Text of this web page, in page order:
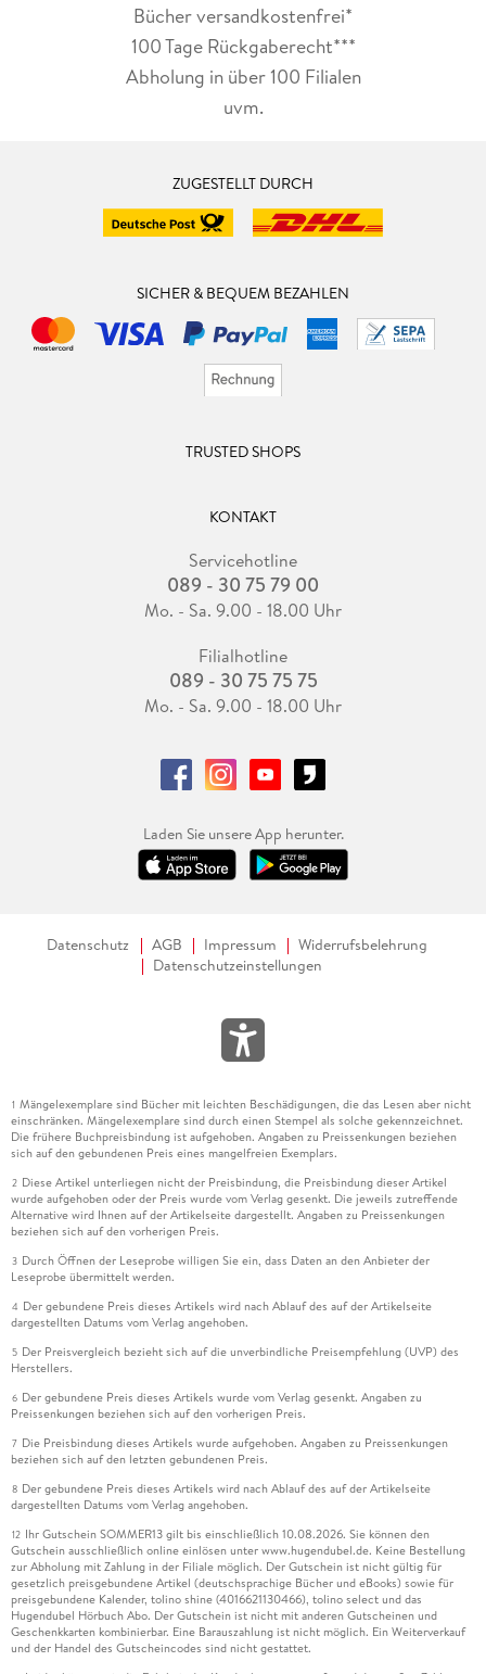
Bücher versandkostenfrei*
100 Tage Rückgaberecht***
Abholung in über 100 Filialen
uvm.
ZUGESTELLT DURCH
SICHER & BEQUEM BEZAHLEN
TRUSTED SHOPS
KONTAKT
Servicehotline
089 - 30 75 79 00
Mo. - Sa. 9.00 - 18.00 Uhr
Filialhotline
089 - 30 75 75 75
Mo. - Sa. 9.00 - 18.00 Uhr
Laden Sie unsere App herunter.
Datenschutz AGB Impressum
Widerrufsbelehrung
Datenschutzeinstellungen
1 Mängelexemplare sind Bücher mit leichten Beschädigungen, die das Lesen aber nicht
einschränken. Mängelexemplare sind durch einen Stempel als solche gekennzeichnet.
Die frühere Buchpreisbindung ist aufgehoben. Angaben zu Preissenkungen beziehen
sich auf den gebundenen Preis eines mangelfreien Exemplars.
2 Diese Artikel unterliegen nicht der Preisbindung, die Preisbindung dieser Artikel
wurde aufgehoben oder der Preis wurde vom Verlag gesenkt. Die jeweils zutreffende
Alternative wird Ihnen auf der Artikelseite dargestellt. Angaben zu Preissenkungen
beziehen sich auf den vorherigen Preis.
3 Durch Öffnen der Leseprobe willigen Sie ein, dass Daten an den Anbieter der
Leseprobe übermittelt werden.
4 Der gebundene Preis dieses Artikels wird nach Ablauf des auf der Artikelseite
dargestellten Datums vom Verlag angehoben.
5 Der Preisvergleich bezieht sich auf die unverbindliche Preisempfehlung (UVP) des
Herstellers.
6 Der gebundene Preis dieses Artikels wurde vom Verlag gesenkt. Angaben zu
Preissenkungen beziehen sich auf den vorherigen Preis.
7 Die Preisbindung dieses Artikels wurde aufgehoben. Angaben zu Preissenkungen
beziehen sich auf den letzten gebundenen Preis.
8 Der gebundene Preis dieses Artikels wird nach Ablauf des auf der Artikelseite
dargestellten Datums vom Verlag angehoben.
12 Ihr Gutschein SOMMER13 gilt bis einschließlich 10.08.2026. Sie können den
Gutschein ausschließlich online einlösen unter www.hugendubel.de. Keine Bestellung
zur Abholung mit Zahlung in der Filiale möglich. Der Gutschein ist nicht gültig für
gesetzlich preisgebundene Artikel (deutschsprachige Bücher und eBooks) sowie für
preisgebundene Kalender, tolino shine (4016621130466), tolino select und das
Hugendubel Hörbuch Abo. Der Gutschein ist nicht mit anderen Gutscheinen und
Geschenkkarten kombinierbar. Eine Barauszahlung ist nicht möglich. Ein Weiterverkauf
und der Handel des Gutscheincodes sind nicht gestattet.